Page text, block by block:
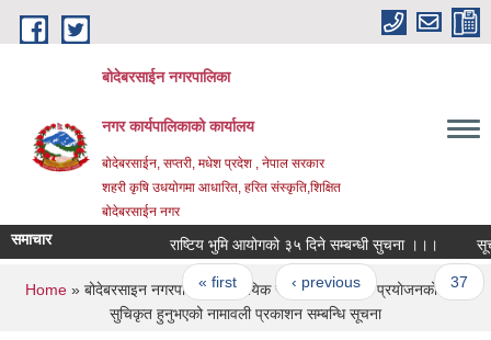
Skip to main content
बोदेबरसाईन नगरपालिका
नगर कार्यपालिकाको कार्यालय
बोदेबरसाईन, सप्तरी, मधेश प्रदेश , नेपाल सरकार
शहरी कृषि उधयोगमा आधारित, हरित संस्कृति,शिक्षित
बोदेबरसाईन नगर
समाचार राष्टिय भुमि आयोगको ३५ दिने सम्बन्धी सुचना ।।।
Pages
« first ‹ previous … 37
You are here
Home » बोदेबरसाइन नगरपालिकाको न्यायिक समितिमा मेलमिलाप प्रयोजनको लागि
सुचिकृत हुनुभएको नामावली प्रकाशन सम्बन्धि सूचना